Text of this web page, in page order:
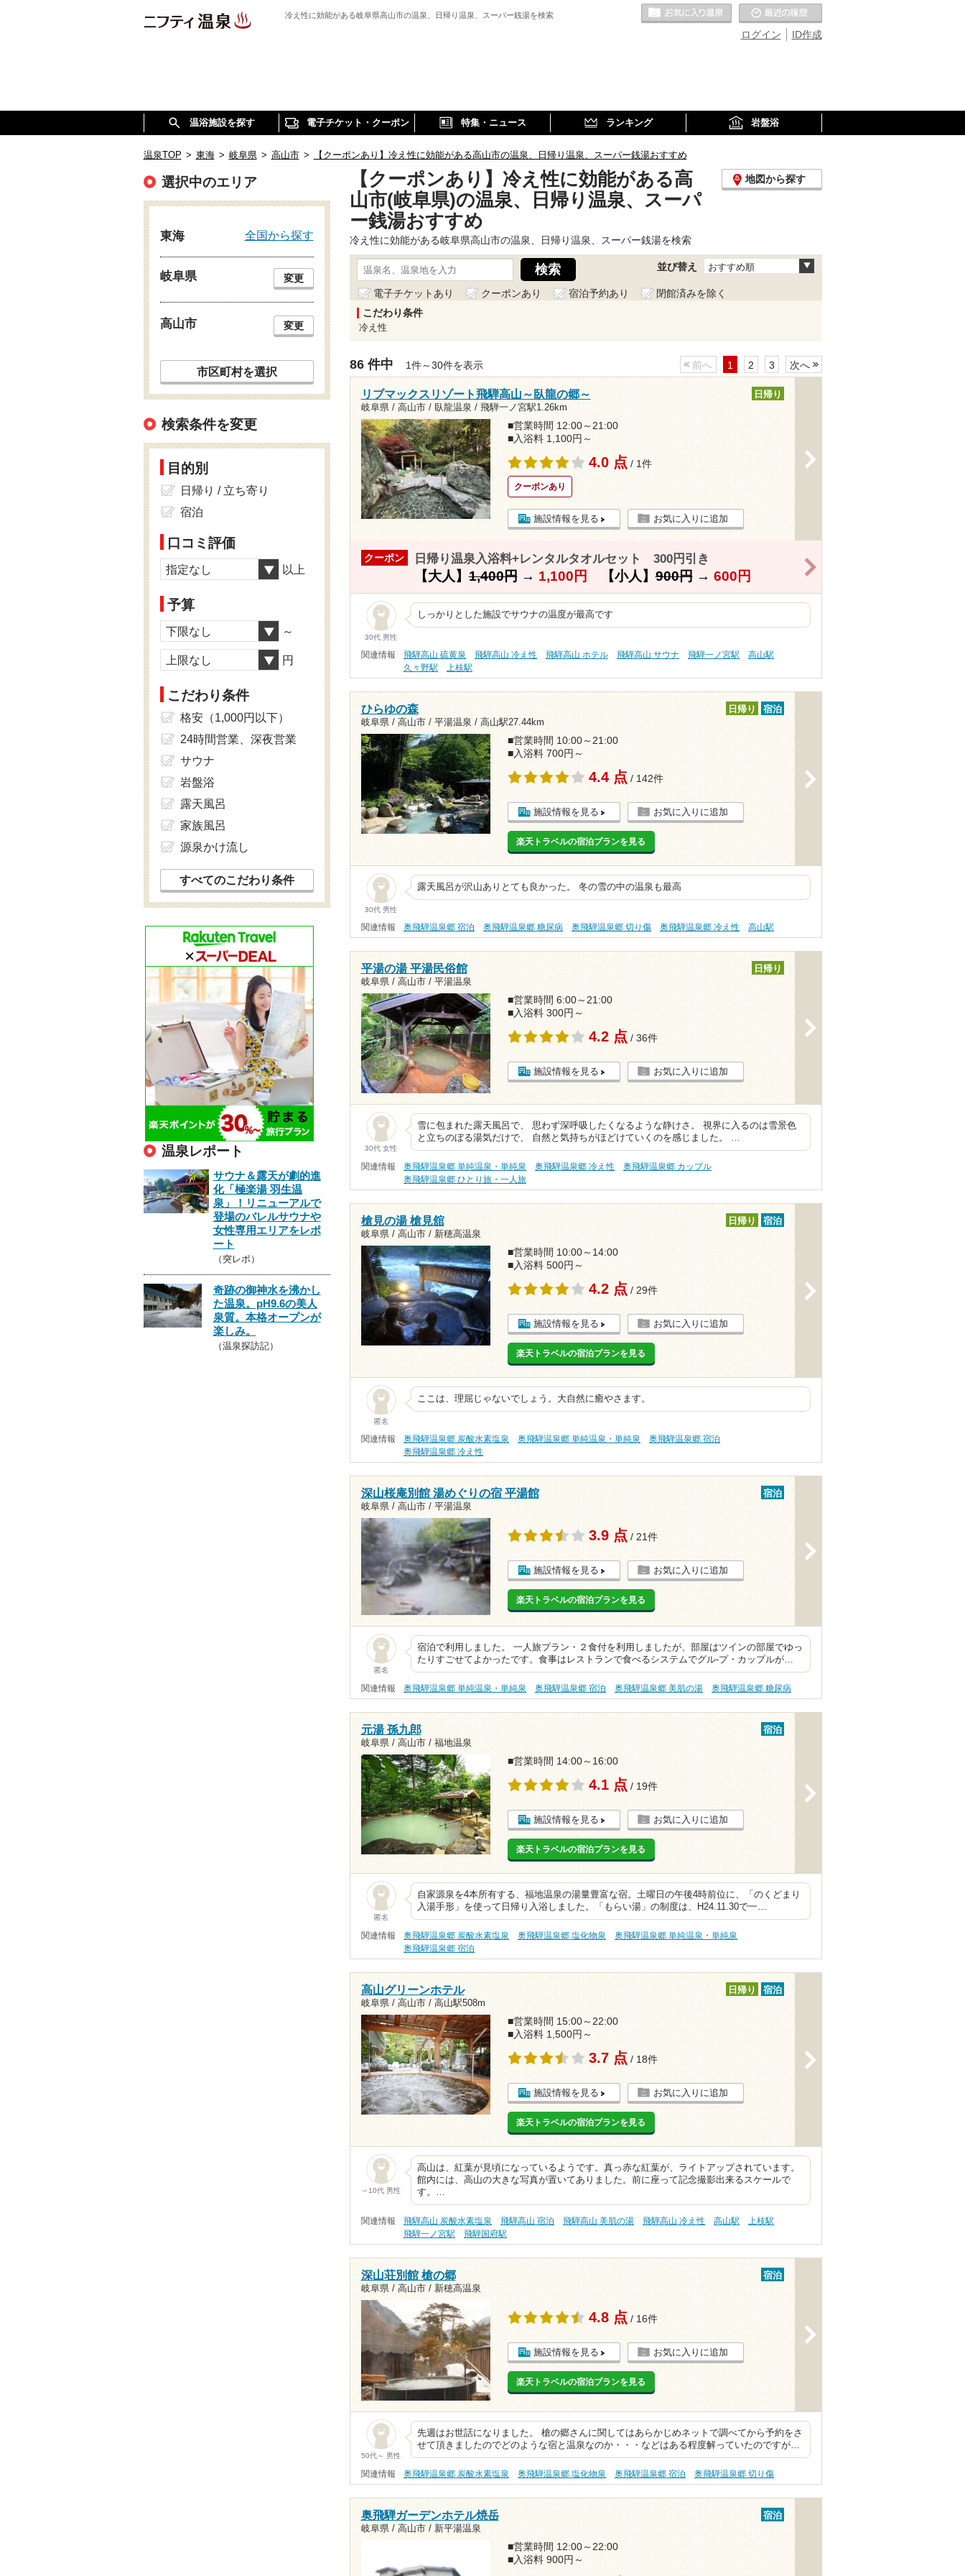
冷え性に効能がある岐阜県高山市の温泉、日帰り温泉、スーパー銭湯を検索
ID作成
ログイン
お気に入りの温泉
温浴施設を探す 電子チケット・クーポン 特集・ニュース ランキング 岩盤浴
温泉TOP > 東海 > 岐阜県 > 高山市 > 【クーポンあり】冷え性に効能がある高山市の温泉、日帰り温泉、スーパー銭湯おすすめ
【クーポンあり】冷え性に効能がある高
山市(岐阜県)の温泉、日帰り温泉、スーパ
ー銭湯おすすめ
地図から探す
冷え性に効能がある岐阜県高山市の温泉、日帰り温泉、スーパー銭湯を検索
並び替え おすすめ順
電子チケットあり クーポンあり 宿泊予約あり
閉館済みを除く
こだわり条件
冷え性
86 件中 1件～30件を表示 前へ 1 2 3 次へ
リブマックスリゾート飛騨高山～臥龍の郷～
岐阜県 / 高山市 / 臥龍温泉 / 飛騨一ノ宮駅1.26km
日帰り
■営業時間 12:00～21:00
■入浴料 1,100円～
4.0 点 / 1件
クーポンあり
施設情報を見る お気に入りに追加
クーポン 日帰り温泉入浴料+レンタルタオルセット 300円引き
【大人】1,400円→ 1,100円 【小人】900円→ 600円
30代 男性
しっかりとした施設でサウナの温度が最高です
関連情報 飛騨高山 硫黄泉 飛騨高山 冷え性 飛騨高山 ホテル 飛騨高山 サウナ 飛騨一ノ宮駅
高山駅
久々野駅
上枝駅
ひらゆの森
岐阜県 / 高山市 / 平湯温泉 / 高山駅27.44km
日帰り 宿泊
■営業時間 10:00～21:00
■入浴料 700円～
4.4 点 / 142件
施設情報を見る お気に入りに追加
楽天トラベルの宿泊プランを見る
30代 男性
露天風呂が沢山ありとても良かった。 冬の雪の中の温泉も最高
関連情報 奥飛騨温泉郷 宿泊 奥飛騨温泉郷 糖尿病 奥飛騨温泉郷 切り傷 奥飛騨温泉郷 冷え性 高山駅
平湯の湯 平湯民俗館
岐阜県 / 高山市 / 平湯温泉
日帰り
■営業時間 6:00～21:00
■入浴料 300円～
4.2 点 / 36件
施設情報を見る お気に入りに追加
30代 女性
雪に包まれた露天風呂で、 思わず深呼吸したくなるような静けさ。 視界に入るのは雪景色
と立ちのぼる湯気だけで、 自然と気持ちがほどけていくのを感じました。 …
関連情報 奥飛騨温泉郷 単純温泉・単純泉 奥飛騨温泉郷 冷え性
奥飛騨温泉郷 カップル
奥飛騨温泉郷 ひとり旅・一人旅
槍見の湯 槍見舘
岐阜県 / 高山市 / 新穂高温泉
日帰り 宿泊
■営業時間 10:00～14:00
■入浴料 500円～
4.2 点 / 29件
施設情報を見る お気に入りに追加
楽天トラベルの宿泊プランを見る
匿名
ここは、理屈じゃないでしょう。大自然に癒やさます。
関連情報 奥飛騨温泉郷 炭酸水素塩泉 奥飛騨温泉郷 単純温泉・単純泉
奥飛騨温泉郷 宿泊
奥飛騨温泉郷 冷え性
深山桜庵別館 湯めぐりの宿 平湯館
岐阜県 / 高山市 / 平湯温泉
宿泊
3.9 点 / 21件
施設情報を見る お気に入りに追加
楽天トラベルの宿泊プランを見る
匿名
宿泊で利用しました。 一人旅プラン・２食付を利用しましたが、部屋はツインの部屋でゆっ
たりすごせてよかったです。食事はレストランで食べるシステムでグル-プ・カップルが…
関連情報 奥飛騨温泉郷 単純温泉・単純泉 奥飛騨温泉郷 宿泊 奥飛騨温泉郷 美肌の湯 奥飛騨温泉郷 糖尿病
元湯 孫九郎
岐阜県 / 高山市 / 福地温泉
宿泊
■営業時間 14:00～16:00
4.1 点 / 19件
施設情報を見る お気に入りに追加
楽天トラベルの宿泊プランを見る
匿名
自家源泉を4本所有する、福地温泉の湯量豊富な宿。土曜日の午後4時前位に、「のくどまり
入湯手形」を使って日帰り入浴しました。「もらい湯」の制度は、H24.11.30で一…
関連情報 奥飛騨温泉郷 炭酸水素塩泉 奥飛騨温泉郷 塩化物泉
奥飛騨温泉郷 単純温泉・単純泉
奥飛騨温泉郷 宿泊
高山グリーンホテル
岐阜県 / 高山市 / 高山駅508m
日帰り 宿泊
■営業時間 15:00～22:00
■入浴料 1,500円～
3.7 点 / 18件
施設情報を見る お気に入りに追加
楽天トラベルの宿泊プランを見る
～10代 男性
高山は、紅葉が見頃になっているようです。真っ赤な紅葉が、ライトアップされています。
館内には、高山の大きな写真が置いてありました。前に座って記念撮影出来るスケールで
す。…
関連情報 飛騨高山 炭酸水素塩泉 飛騨高山 宿泊 飛騨高山 美肌の湯 飛騨高山 冷え性 高山駅
上枝駅
飛騨一ノ宮駅
飛騨国府駅
深山荘別館 槍の郷
岐阜県 / 高山市 / 新穂高温泉
宿泊
4.8 点 / 16件
施設情報を見る お気に入りに追加
楽天トラベルの宿泊プランを見る
50代～ 男性
先週はお世話になりました。 槍の郷さんに関してはあらかじめネットで調べてから予約をさ
せて頂きましたのでどのような宿と温泉なのか・・・などはある程度解っていたのですが…
関連情報 奥飛騨温泉郷 炭酸水素塩泉 奥飛騨温泉郷 塩化物泉 奥飛騨温泉郷 宿泊 奥飛騨温泉郷 切り傷
奥飛騨ガーデンホテル焼岳
岐阜県 / 高山市 / 新平湯温泉
宿泊
■営業時間 12:00～22:00
■入浴料 900円～
選択中のエリア
東海 全国から探す
岐阜県 変更
高山市 変更
市区町村を選択
検索条件を変更
目的別
日帰り / 立ち寄り
宿泊
口コミ評価
指定なし 以上
予算
下限なし ～
上限なし 円
こだわり条件
格安（1,000円以下）
24時間営業、深夜営業
サウナ
岩盤浴
露天風呂
家族風呂
源泉かけ流し
すべてのこだわり条件
温泉レポート
サウナ＆露天が劇的進
化「極楽湯 羽生温
泉」！リニューアルで
登場のバレルサウナや
女性専用エリアをレポ
ート
（突レポ）
奇跡の御神水を沸かし
た温泉。pH9.6の美人
泉質。本格オープンが
楽しみ。
（温泉探訪記）